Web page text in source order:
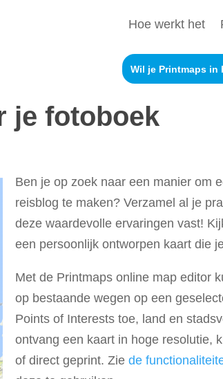
Hoe werkt het
je fotoboek
Ben je op zoek naar een manier om
reisblog te maken? Verzamel al je
deze waardevolle ervaringen vast!
een persoonlijk ontworpen kaart die
Met de Printmaps online map editor
op bestaande wegen op een
Points of Interests toe, land en
ontvang een kaart in hoge resolutie,
of direct geprint. Ziede
Wil je Printmaps in